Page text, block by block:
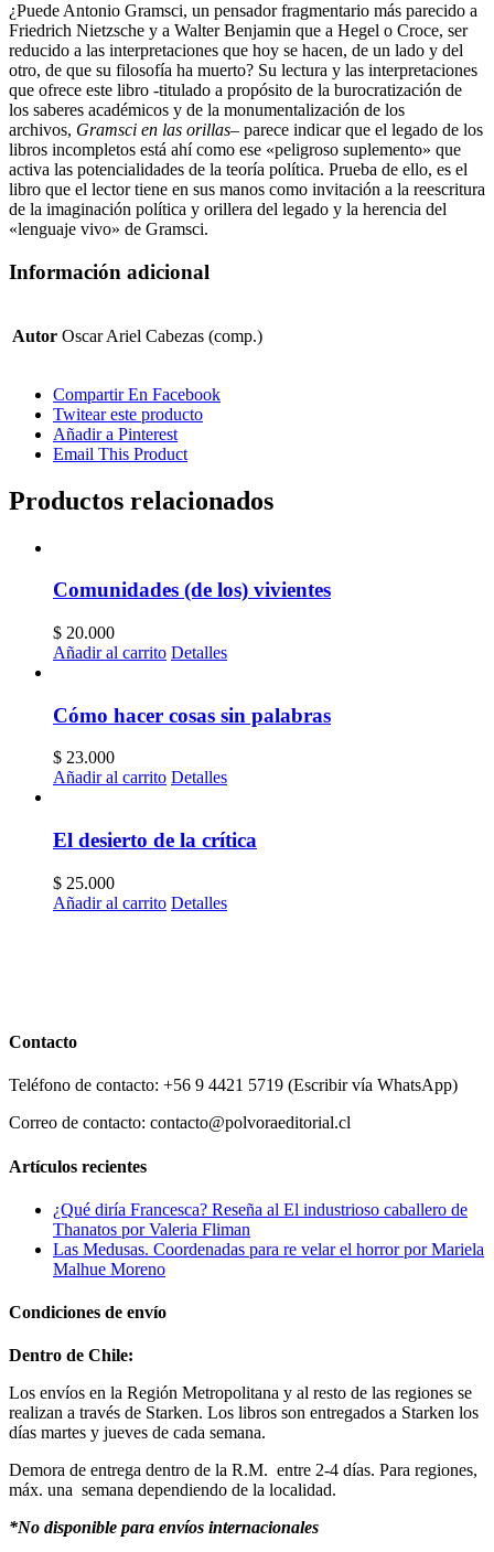
¿Puede Antonio Gramsci, un pensador fragmentario más parecido a
Friedrich Nietzsche y a Walter Benjamin que a Hegel o Croce, ser
reducido a las interpretaciones que hoy se hacen, de un lado y del
otro, de que su filosofía ha muerto? Su lectura y las interpretaciones
que ofrece este libro -titulado a propósito de la burocratización de
los saberes académicos y de la monumentalización de los
archivos, Gramsci en las orillas– parece indicar que el legado de los
libros incompletos está ahí como ese «peligroso suplemento» que
activa las potencialidades de la teoría política. Prueba de ello, es el
libro que el lector tiene en sus manos como invitación a la reescritura
de la imaginación política y orillera del legado y la herencia del
«lenguaje vivo» de Gramsci.
Información adicional
Autor Oscar Ariel Cabezas (comp.)
Compartir En Facebook
Twitear este producto
Añadir a Pinterest
Email This Product
Productos relacionados
Comunidades (de los) vivientes
$ 20.000
Añadir al carrito Detalles
Cómo hacer cosas sin palabras
$ 23.000
Añadir al carrito Detalles
El desierto de la crítica
$ 25.000
Añadir al carrito Detalles
Contacto
Teléfono de contacto: +56 9 4421 5719 (Escribir vía WhatsApp)
Correo de contacto: contacto@polvoraeditorial.cl
Artículos recientes
¿Qué diría Francesca? Reseña al El industrioso caballero de
Thanatos por Valeria Fliman
Las Medusas. Coordenadas para re velar el horror por Mariela
Malhue Moreno
Condiciones de envío
Dentro de Chile:
Los envíos en la Región Metropolitana y al resto de las regiones se
realizan a través de Starken. Los libros son entregados a Starken los
días martes y jueves de cada semana.
Demora de entrega dentro de la R.M. entre 2-4 días. Para regiones,
máx. una semana dependiendo de la localidad.
*No disponible para envíos internacionales